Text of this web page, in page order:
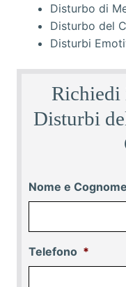
Disturbo di
Disturbo del
Disturbi
Richiedi
Disturbi
Nome e Cognome
Telefono *